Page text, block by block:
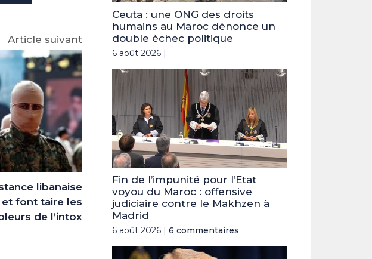
Article suivant
libanaise
font taire les
de l’intox
Ceuta : une ONG des droits
humains au Maroc dénonce un
double échec politique
6 août 2026 |
Fin de l’impunité pour l’Etat
voyou du Maroc : offensive
judiciaire contre le Makhzen à
Madrid
6 août 2026 | 6 commentaires